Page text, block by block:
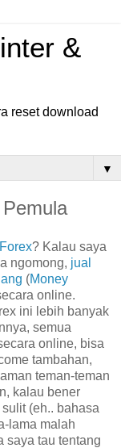
&
reset download
▼
Forex? Kalau saya
ngomong, jual
(Money
online.
ini lebih banyak
semua
online, bisa
tambahan,
teman-teman
kalau bener
(eh.. bahasa
lama malah
saya tau tentang